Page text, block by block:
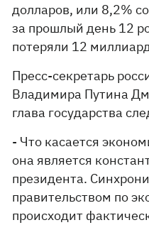
долларов, или 8,2%
за прошлый день 12
потеряли 12
Пресс-секретарь
Владимира Путина
глава государства
- Что касается
она является
президента.
правительством по
происходит